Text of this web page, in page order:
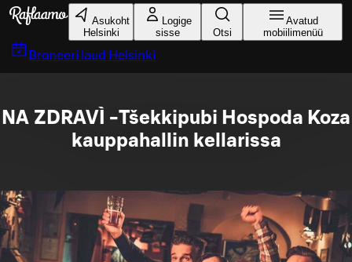
Liigu peamise sisu juurde
Asukoht
Helsinki
Logige
sisse
Otsi
Avatud
mobiilimenüü
Broneeri laud Helsinki
NA ZDRAVÌ -Tšekkipubi Hospoda Koza
kauppahallin kellarissa